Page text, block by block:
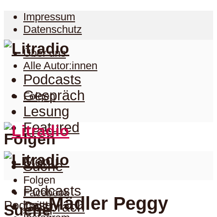
Impressum
Datenschutz
Über uns
Alle Autor:innen
Folgen
Folgen
Folgen
Facebook
Twitter
Podcasts
Gespräch
Lesung
Featured
Menu
Suche
Suche
Podcasts
Gespräch
PodcastMädler Peggy